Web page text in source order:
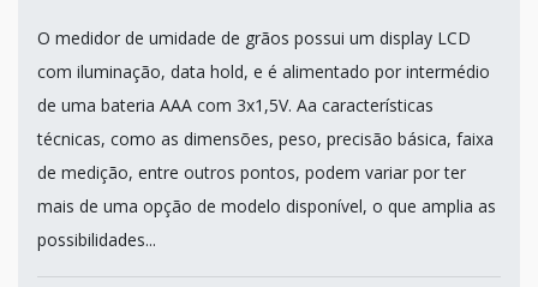
O medidor de umidade de grãos possui um display LCD
com iluminação, data hold, e é alimentado por intermédio
de uma bateria AAA com 3x1,5V. Aa características
técnicas, como as dimensões, peso, precisão básica, faixa
de medição, entre outros pontos, podem variar por ter
mais de uma opção de modelo disponível, o que amplia as
possibilidades...